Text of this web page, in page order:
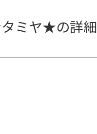
ミヤ★の詳細